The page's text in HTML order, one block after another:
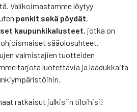
Valikoimastamme löytyy
penkit sekä pöydät,
kaupunkikalusteet, jotka on
sääolosuhteet.
valmistajien tuotteiden
tarjota luotettavia ja laadukkaita
ratkaisut julkisiin tiloihisi!